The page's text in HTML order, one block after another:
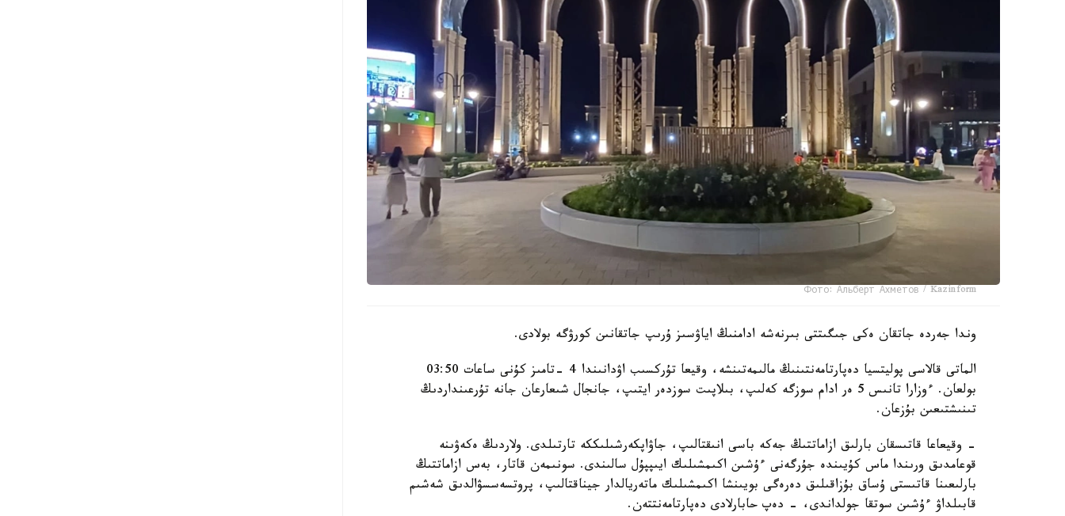
Фото: Альберт Ахметов / Kazinform
وندا جەردە جاتقان ەكى جىگىتتى بىرنەشە ادامنىڭ اياۋسىز ۇرىپ جاتقانىن كورۋگە بولادى.
الماتى قالاسى پوليتسيا دەپارتامەنتىنىڭ مالىمەتىنشە، وقيعا تۇركسىب اۋدانىندا 4 -تامىز كۇنى ساعات 03:50
بولعان. ءوزارا تانىس 5 ەر ادام سوزگە كەلىپ، بىلاپىت سوزدەر ايتىپ، جانجال شىعارعان جانە تۇرعىنداردىڭ
تىنىشتىعىن بۇزعان.
- وقيعاعا قاتىسقان بارلىق ازاماتتىڭ جەكە باسى انىقتالىپ، جاۋاپكەرشىلىككە تارتىلدى. ولاردىڭ ەكەۋىنە
قوعامدىق ورىندا ماس كۇيىندە جۇرگەنى ءۇشىن اكىمشىلىك ايىپپۇل سالىندى. سونىمەن قاتار، بەس ازاماتتىڭ
بارلىعىنا قاتىستى ۇساق بۇزاقىلىق دەرەگى بويىنشا اكىمشىلىك ماتەريالدار جيناقتالىپ، پروتسەسسۋالدىق شەشىم
قابىلداۋ ءۇشىن سوتقا جولداندى، - دەپ حابارلادى دەپارتامەنتتەن.